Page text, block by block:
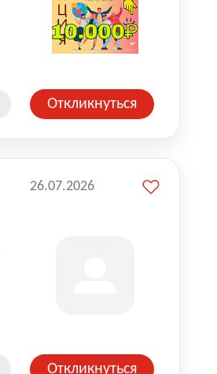
Откликнуться
26.07.2026
Откликнуться